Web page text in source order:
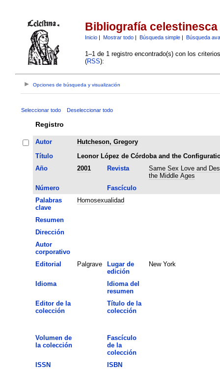
Bibliografía celestinesca
Inicio| Mostrar todo| Búsqueda simple| Búsqueda
1–1 de 1 registro encontrado(s) con los
(RSS):
Opciones de búsqueda y visualización
Seleccionar todo Deseleccionar todo
Registro
Autor
Hutcheson, Gregory
Título
Leonor López de Córdoba and the
Año
2001 Revista
Same Sex Love and
the Middle Ages
Número
Fascículo
Palabras
clave
Homosexualidad
Resumen
Dirección
Autor
corporativo
Editorial
Palgrave
Lugar de
edición
New York
Idioma
Idioma del
resumen
Editor de la
colección
Título de la
colección
Volumen de
la colección
Fascículo
de la
colección
ISSN
ISBN